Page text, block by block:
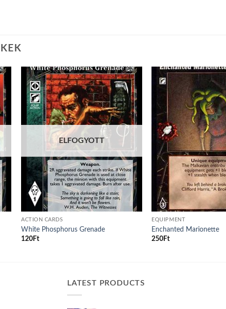
Add to
wishlist
ELFOGYOTT
ACTION CARDS
White Phosphorus Grenade
120 Ft
EQUIPMENT
Enchanted Marionette
250 Ft
LATEST PRODUCTS